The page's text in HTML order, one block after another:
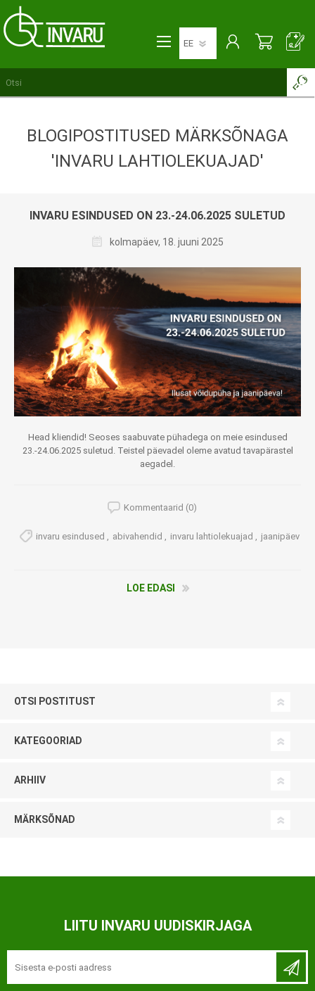
BLOGIPOSTITUSED MÄRKSÕNAGA
'INVARU LAHTIOLEKUAJAD'
INVARU ESINDUSED ON 23.-24.06.2025 SULETUD
kolmapäev, 18. juuni 2025
Head kliendid! Seoses saabuvate pühadega on meie esindused
23.-24.06.2025 suletud. Teistel päevadel oleme avatud tavapärastel
aegadel.
Kommentaarid (0)
invaru esindused , abivahendid , invaru lahtiolekuajad , jaanipäev
LOE EDASI
OTSI POSTITUST
KATEGOORIAD
ARHIIV
MÄRKSÕNAD
LIITU INVARU UUDISKIRJAGA